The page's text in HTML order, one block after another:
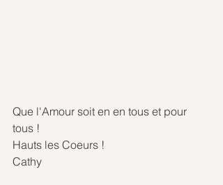
Que l'Amour soit en en tous et pour
tous !
Hauts les Coeurs !
Cathy